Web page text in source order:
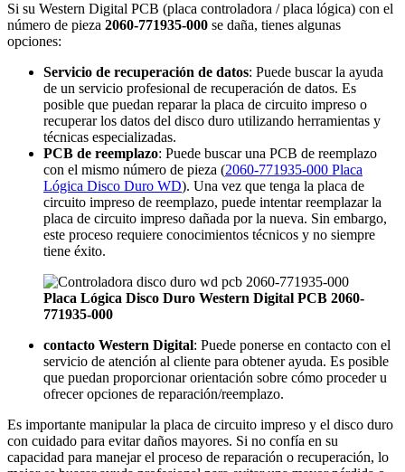
Si su Western Digital PCB (placa controladora / placa lógica) con el
número de pieza 2060-771935-000 se daña, tienes algunas
opciones:
Servicio de recuperación de datos: Puede buscar la ayuda
de un servicio profesional de recuperación de datos. Es
posible que puedan reparar la placa de circuito impreso o
recuperar los datos del disco duro utilizando herramientas y
técnicas especializadas.
PCB de reemplazo: Puede buscar una PCB de reemplazo
con el mismo número de pieza (2060-771935-000 Placa
Lógica Disco Duro WD). Una vez que tenga la placa de
circuito impreso de reemplazo, puede intentar reemplazar la
placa de circuito impreso dañada por la nueva. Sin embargo,
este proceso requiere conocimientos técnicos y no siempre
tiene éxito.
Placa Lógica Disco Duro Western Digital PCB 2060-
771935-000
contacto Western Digital: Puede ponerse en contacto con el
servicio de atención al cliente para obtener ayuda. Es posible
que puedan proporcionar orientación sobre cómo proceder u
ofrecer opciones de reparación/reemplazo.
Es importante manipular la placa de circuito impreso y el disco duro
con cuidado para evitar daños mayores. Si no confía en su
capacidad para manejar el proceso de reparación o recuperación, lo